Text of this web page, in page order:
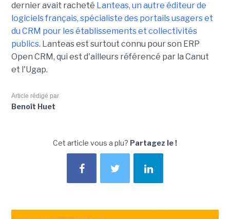
dernier avait racheté Lanteas, un autre éditeur de
logiciels français, spécialiste des portails usagers et
du CRM pour les établissements et collectivités
publics. Lanteas est surtout connu pour son ERP
Open CRM, qui est d'ailleurs référencé par la Canut
et l'Ugap.
Article rédigé par
Benoît Huet
Cet article vous a plu? Partagez le !